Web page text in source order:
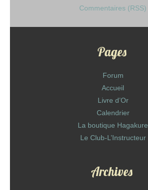
Commentaires (RSS)
Pages
Forum
Accueil
Livre d’Or
Calendrier
La boutique Hagakure
Le Club-L’Instructeur
Archives